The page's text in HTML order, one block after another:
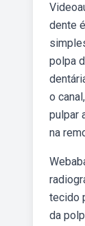
dente
polpa
o
pulpar
na
tecido
da